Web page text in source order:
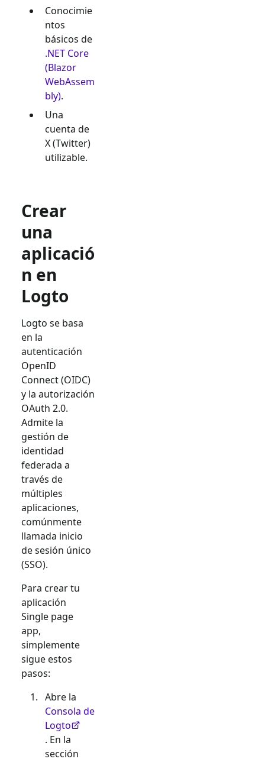
Conocimie
ntos
básicos de
.NET Core
(Blazor
WebAssem
bly).
Una
cuenta de
X (Twitter)
utilizable.
Crear
una
aplicació
n en
Logto
Logto se basa
en la
autenticación
OpenID
Connect (OIDC)
y la autorización
OAuth 2.0.
Admite la
gestión de
identidad
federada a
través de
múltiples
aplicaciones,
comúnmente
llamada inicio
de sesión único
(SSO).
Para crear tu
aplicación
Single page
app,
simplemente
sigue estos
pasos:
Abre la
Consola de
Logto
. En la
sección